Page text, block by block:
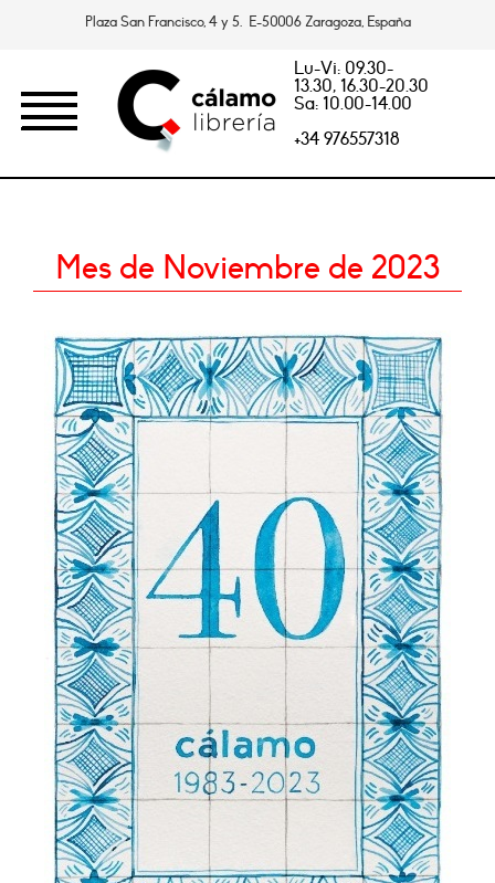
Plaza San Francisco, 4 y 5. E-50006 Zaragoza, España
Lu-Vi: 09.30-
13.30, 16.30-20.30
Sa: 10.00-14.00
+34 976557318
Mes de Noviembre de 2023